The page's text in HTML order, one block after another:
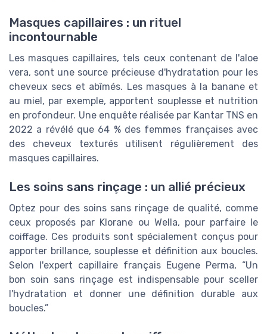
Masques capillaires : un rituel
incontournable
Les masques capillaires, tels ceux contenant de l'aloe
vera, sont une source précieuse d'hydratation pour les
cheveux secs et abîmés. Les masques à la banane et
au miel, par exemple, apportent souplesse et nutrition
en profondeur. Une enquête réalisée par Kantar TNS en
2022 a révélé que 64 % des femmes françaises avec
des cheveux texturés utilisent régulièrement des
masques capillaires.
Les soins sans rinçage : un allié précieux
Optez pour des soins sans rinçage de qualité, comme
ceux proposés par Klorane ou Wella, pour parfaire le
coiffage. Ces produits sont spécialement conçus pour
apporter brillance, souplesse et définition aux boucles.
Selon l'expert capillaire français Eugene Perma, “Un
bon soin sans rinçage est indispensable pour sceller
l'hydratation et donner une définition durable aux
boucles.”